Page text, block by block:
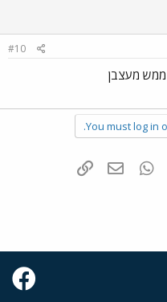
#10
ממש מעצבן
You must log in
Tumblr
WhatsAppדואר אלקטרוני